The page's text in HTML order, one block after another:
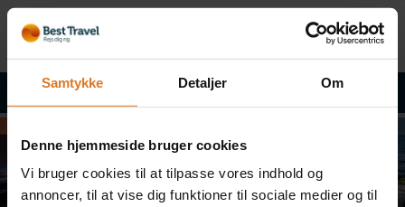
Samtykke Detaljer Om
Denne hjemmeside bruger cookies
Vi bruger cookies til at tilpasse vores indhold og
annoncer, til at vise dig funktioner til sociale medier og til
Tilbage til rejsebeskrivelsen